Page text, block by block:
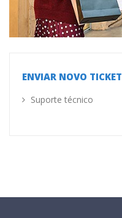
ENVIAR NOVO TICKET
Suporte técnico